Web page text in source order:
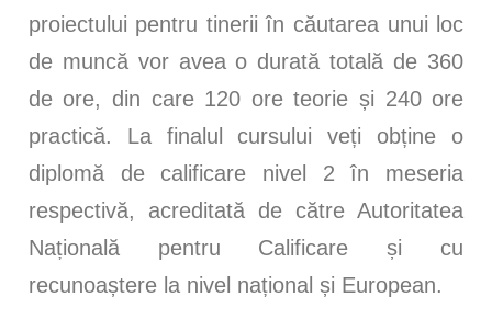
proiectului pentru tinerii în căutarea unui loc
de muncă vor avea o durată totală de 360
de ore, din care 120 ore teorie și 240 ore
practică. La finalul cursului veți obține o
diplomă de calificare nivel 2 în meseria
respectivă, acreditată de către Autoritatea
Națională pentru Calificare și cu
recunoaștere la nivel național și European.